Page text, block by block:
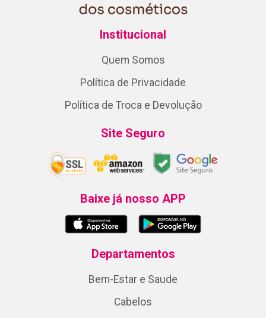
Institucional
Quem Somos
Política de Privacidade
Política de Troca e Devolução
Site Seguro
Baixe já nosso APP
Departamentos
Bem-Estar e Saude
Cabelos